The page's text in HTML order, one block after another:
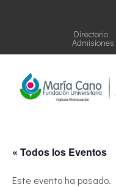
Directorio
Admisiones
« Todos los Eventos
Este evento ha pasado.